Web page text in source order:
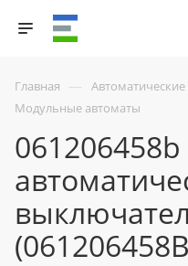
Главная —
Модульные автоматы
061206458b